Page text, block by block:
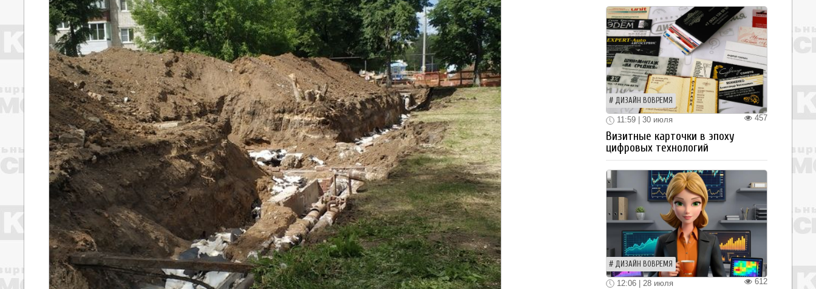
ДИЗАЙН ВОВРЕМЯ
457
11:59 | 30 июля
Визитные карточки в эпоху
цифровых технологий
ДИЗАЙН ВОВРЕМЯ
612
12:06 | 28 июля